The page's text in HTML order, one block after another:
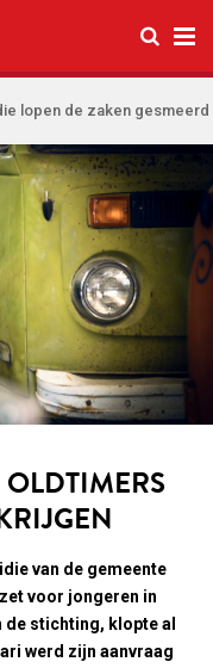
Open
lopen de zaken gesmeerd
van de gemeente
voor jongeren in
stichting, klopte al
werd zijn aanvraag